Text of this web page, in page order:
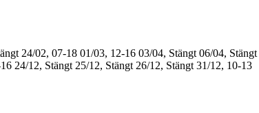
24/02, 07-18 01/03, 12-16 03/04, Stängt 06/04, Stängt
24/12, Stängt 25/12, Stängt 26/12, Stängt 31/12, 10-13